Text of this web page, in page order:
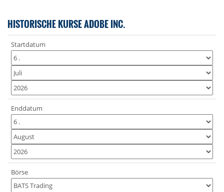
HISTORISCHE KURSE ADOBE INC.
Startdatum
Enddatum
Börse